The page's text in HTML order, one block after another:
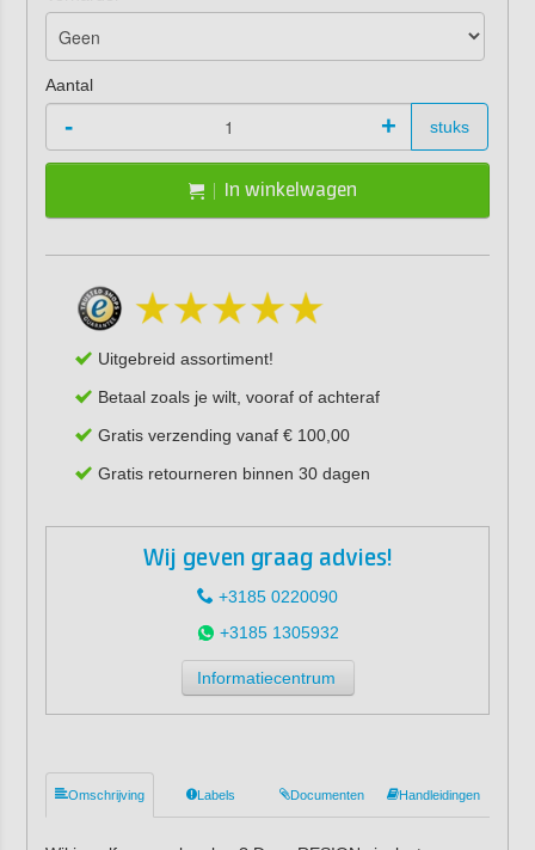
Aantal
- + stuks
In winkelwagen
Uitgebreid assortiment!
Betaal zoals je wilt, vooraf of achteraf
Gratis verzending vanaf € 100,00
Gratis retourneren binnen 30 dagen
Wij geven graag advies!
+3185 0220090
+3185 1305932
Informatiecentrum
Omschrijving Labels Documenten Handleidingen